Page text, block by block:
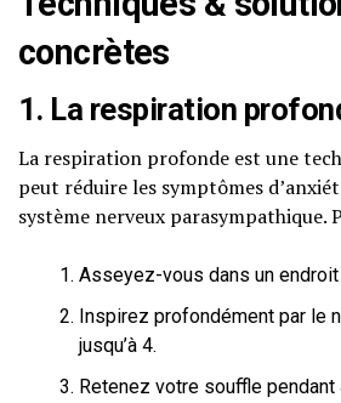
concrètes
1. La respiration
La respiration profonde est une
peut réduire les symptômes
système nerveux parasympathique.
Asseyez-vous dans un endroit
Inspirez profondément par le
jusqu’à 4.
Retenez votre souffle